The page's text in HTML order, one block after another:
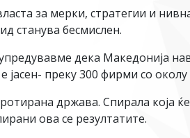
за мерки, стратегии и
станува бесмислен.
дека Македонија
преку 300 фирми со
држава. Спирала која
ова се резултатите.